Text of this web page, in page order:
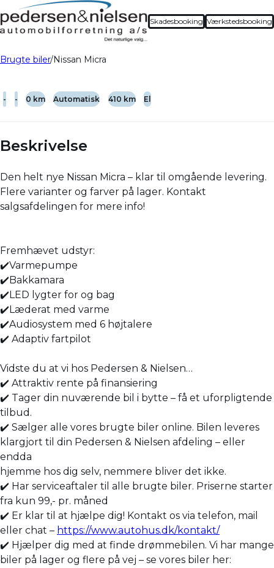
Skadesbooking Værkstedsbooking
Brugte biler Nissan Micra
- - 0 km Automatisk 410 km El
Beskrivelse
Den helt nye Nissan Micra – klar til omgående levering.
Flere varianter og farver på lager. Kontakt
salgsafdelingen for mere info!
Fremhævet udstyr:
✔️Varmepumpe
✔️Bakkamara
✔️LED lygter for og bag
✔️Læderat med varme
✔️Audiosystem med 6 højtalere
✔️ Adaptiv fartpilot
Vidste du at vi hos Pedersen & Nielsen…
✔️ Attraktiv rente på finansiering
✔️ Tager din nuværende bil i bytte – få et uforpligtende
tilbud.
✔️ Sælger alle vores brugte biler online. Bilen leveres
klargjort til din Pedersen & Nielsen afdeling – eller
endda
hjemme hos dig selv, nemmere bliver det ikke.
✔️ Har serviceaftaler til alle brugte biler. Priserne starter
fra kun 99,- pr. måned
✔️ Er klar til at hjælpe dig! Kontakt os via telefon, mail
eller chat – https://www.autohus.dk/kontakt/
✔️ Hjælper dig med at finde drømmebilen. Vi har mange
biler på lager og flere på vej – se vores biler her: